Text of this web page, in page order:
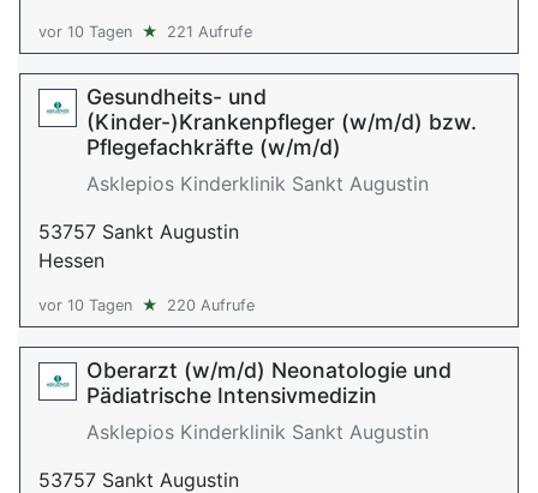
vor 10 Tagen ★ 221 Aufrufe
Gesundheits- und
(Kinder-)Krankenpfleger (w/m/d) bzw.
Pflegefachkräfte (w/m/d)
Asklepios Kinderklinik Sankt Augustin
53757 Sankt Augustin
Hessen
vor 10 Tagen ★ 220 Aufrufe
Oberarzt (w/m/d) Neonatologie und
Pädiatrische Intensivmedizin
Asklepios Kinderklinik Sankt Augustin
53757 Sankt Augustin